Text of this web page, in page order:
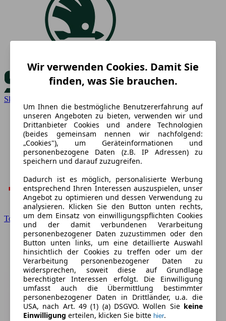
Skoda
Toyota
Wir verwenden Cookies. Damit Sie
finden, was Sie brauchen.
Um Ihnen die bestmögliche Benutzererfahrung auf
unseren Angeboten zu bieten, verwenden wir und
Drittanbieter Cookies und andere Technologien
(beides gemeinsam nennen wir nachfolgend:
„Cookies"), um Geräteinformationen und
personenbezogene Daten (z.B. IP Adressen) zu
speichern und darauf zuzugreifen.
Dadurch ist es möglich, personalisierte Werbung
entsprechend Ihren Interessen auszuspielen, unser
Angebot zu optimieren und dessen Verwendung zu
analysieren. Klicken Sie den Button unten rechts,
um dem Einsatz von einwilligungspflichten Cookies
und der damit verbundenen Verarbeitung
personenbezogener Daten zuzustimmen oder den
Button unten links, um eine detaillierte Auswahl
hinsichtlich der Cookies zu treffen oder um der
Verarbeitung personenbezogener Daten zu
widersprechen, soweit diese auf Grundlage
berechtigter Interessen erfolgt. Die Einwilligung
umfasst auch die Übermittlung bestimmter
personenbezogener Daten in Drittländer, u.a. die
USA, nach Art. 49 (1) (a) DSGVO. Wollen Sie keine
Einwilligung erteilen, klicken Sie bitte hier.